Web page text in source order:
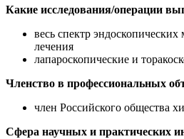
Какие исследования/операции
весь спектр
лечения
лапароскопические и
Членство в профессиональных
член Российского общества
Сфера научных и практических